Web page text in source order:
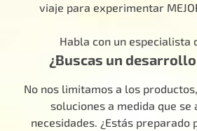
viaje para experimentar
Habla con un especialista
¿Buscas un
No nos limitamos a los
soluciones a medida que se
necesidades. ¿Estás preparado